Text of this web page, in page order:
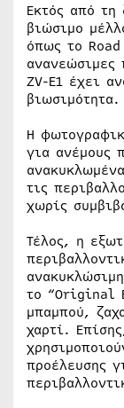
Εκτός από τη
βιώσιμο
όπως το
ανανεώσιμες
ZV-E1 έχει
βιωσιμότητα.
Η
για ανέμους
τις
χωρίς
Τέλος, η
το “Original
μπαμπού,
χαρτί.
προέλευσης